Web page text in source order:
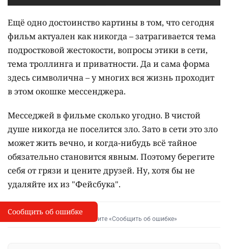
Ещё одно достоинство картины в том, что сегодня
фильм актуален как никогда – затрагивается тема
подростковой жестокости, вопросы этики в сети,
тема троллинга и приватности. Да и сама форма
здесь символична – у многих вся жизнь проходит
в этом окошке мессенджера.
Месседжей в фильме сколько угодно. В чистой
душе никогда не поселится зло. Зато в сети это зло
может жить вечно, и когда-нибудь всё тайное
обязательно становится явным. Поэтому берегите
себя от грязи и цените друзей. Ну, хотя бы не
удаляйте их из "Фейсбука".
I
Сообщить об опечатке
Выделите фрагмент и нажмите «Сообщить об ошибке»
Сообщить об ошибке